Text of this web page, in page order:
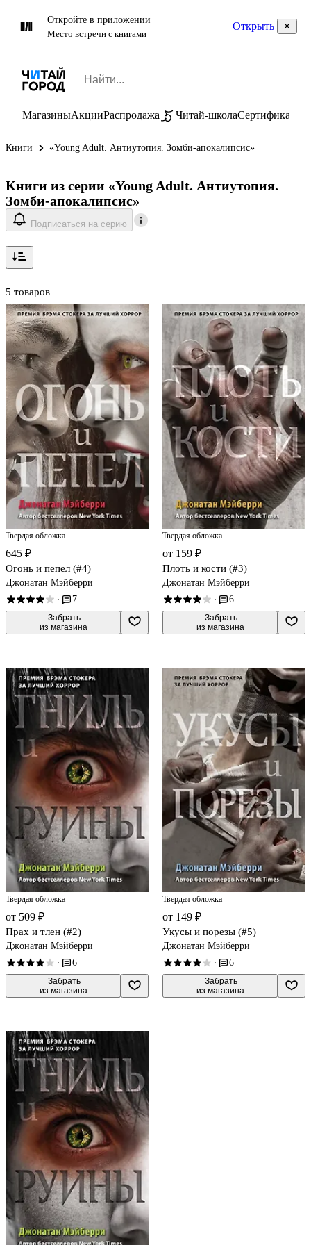
Откройте в приложении
Место встречи с книгами
Открыть
МагазиныАкцииРаспродажа Читай-школаСертификаты
Книги «Young Adult. Антиутопия. Зомби-апокалипсис»
Книги из серии «Young Adult. Антиутопия.
Зомби-апокалипсис»
Подписаться на серию
5 товаров
Твердая обложка
645 ₽
Огонь и пепел (#4)
Джонатан Мэйберри
· 7
Забрать
из магазина
Твердая обложка
от 159 ₽
Плоть и кости (#3)
Джонатан Мэйберри
· 6
Забрать
из магазина
Твердая обложка
от 509 ₽
Прах и тлен (#2)
Джонатан Мэйберри
· 6
Забрать
из магазина
Твердая обложка
от 149 ₽
Укусы и порезы (#5)
Джонатан Мэйберри
· 6
Забрать
из магазина